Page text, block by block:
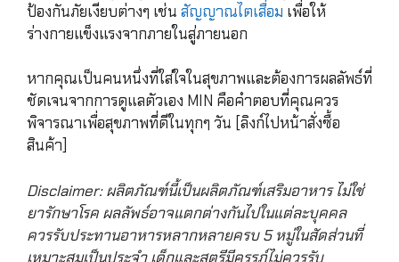
ป้องกันภัยเงียบต่างๆ เช่น สัญญาณไตเสื่อม เพื่อให้
ร่างกายแข็งแรงจากภายในสู่ภายนอก
หากคุณเป็นคนหนึ่งที่ใส่ใจในสุขภาพและต้องการผลลัพธ์ที่
ชัดเจนจากการดูแลตัวเอง MIN คือคำตอบที่คุณควร
พิจารณาเพื่อสุขภาพที่ดีในทุกๆ วัน [ลิงก์ไปหน้าสั่งซื้อ
สินค้า]
Disclaimer: ผลิตภัณฑ์นี้เป็นผลิตภัณฑ์เสริมอาหาร ไม่ใช่
ยารักษาโรค ผลลัพธ์อาจแตกต่างกันไปในแต่ละบุคคล
ควรรับประทานอาหารหลากหลายครบ 5 หมู่ในสัดส่วนที่
เหมาะสมเป็นประจำ เด็กและสตรีมีครรภ์ไม่ควรรับ